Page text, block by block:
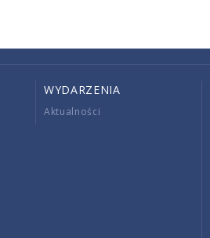
WYDARZENIA
Aktualności